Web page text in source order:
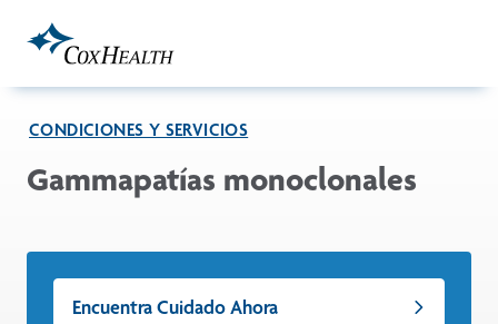
CONDICIONES Y SERVICIOS
Gammapatías monoclonales
Encuentra Cuidado Ahora